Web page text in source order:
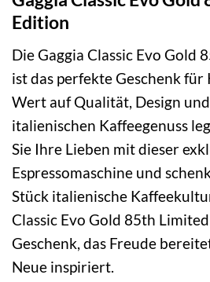
Edition
Die Gaggia Classic Evo Gold
ist das perfekte Geschenk
Wert auf Qualität, Design
italienischen Kaffeegenuss
Sie Ihre Lieben mit dieser
Espressomaschine und
Stück italienische
Classic Evo Gold 85th
Geschenk, das Freude
Neue inspiriert.